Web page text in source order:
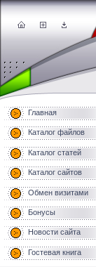
Главная
Каталог файлов
Каталог статей
Каталог сайтов
Обмен визитами
Бонусы
Новости сайта
Гостевая книга